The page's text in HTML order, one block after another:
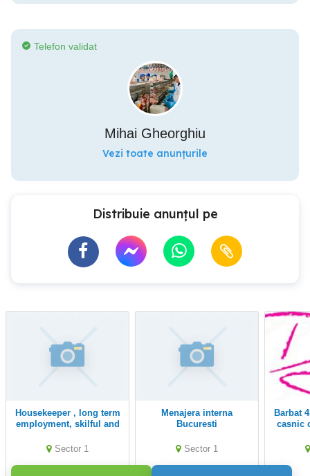
Telefon validat
Mihai Gheorghiu
Vezi toate anunțurile
Distribuie anunțul pe
Housekeeper , long term
employment, skilful and
Sector 1
menajera interna
Bucuresti
Sector 1
Barbat 43 ani Ofer ajutor
casnic